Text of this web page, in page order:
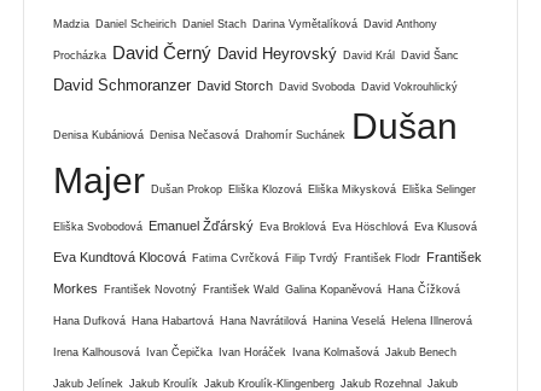
Madzia Daniel Scheirich Daniel Stach Darina Vymětalíková David Anthony
Procházka David Černý David Heyrovský David Král David Šanc
David Schmoranzer David Storch David Svoboda David Vokrouhlický
Denisa Kubániová Denisa Nečasová Drahomír Suchánek
Dušan
Majer Dušan Prokop Eliška Klozová Eliška Mikysková Eliška Selinger
Eliška Svobodová Emanuel Žďárský Eva Broklová Eva Höschlová Eva Klusová
Eva Kundtová Klocová Fatima Cvrčková Filip Tvrdý František Flodr František
Morkes František Novotný František Wald Galina Kopaněvová Hana Čížková
Hana Dufková Hana Habartová Hana Navrátilová Hanina Veselá Helena Illnerová
Irena Kalhousová Ivan Čepička Ivan Horáček Ivana Kolmašová Jakub Benech
Jakub Jelínek Jakub Kroulík Jakub Kroulík-Klingenberg Jakub Rozehnal Jakub